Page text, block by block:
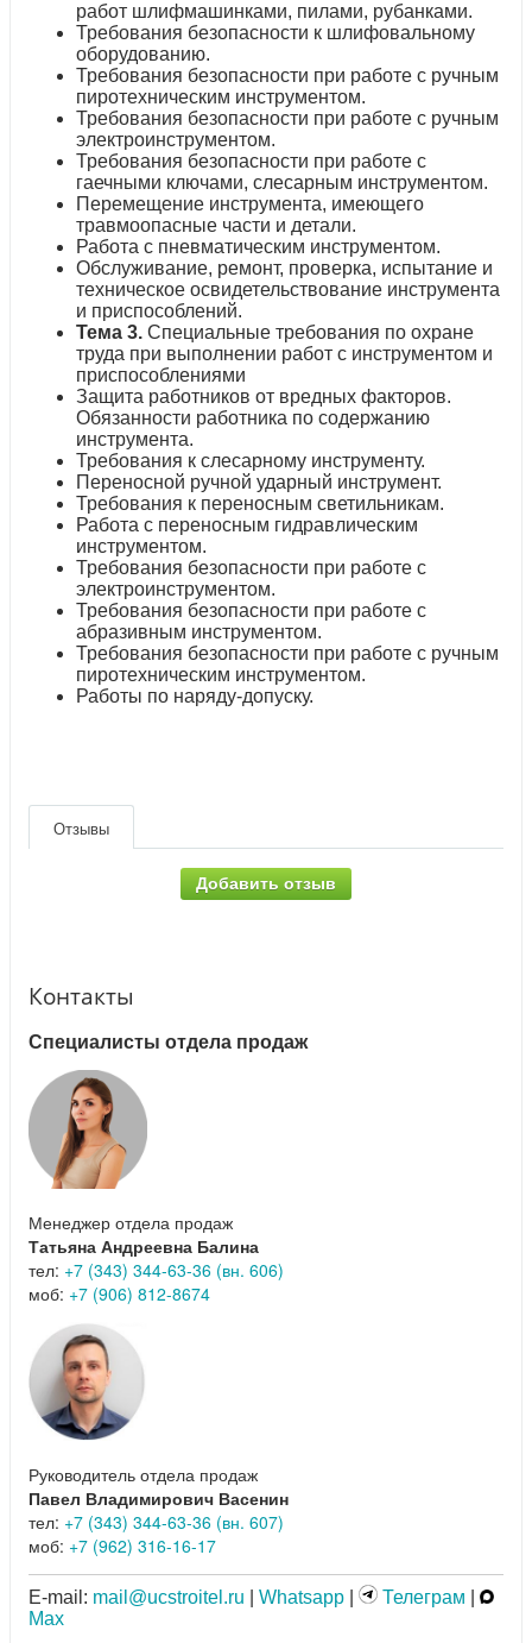
работ шлифмашинками, пилами, рубанками.
Требования безопасности к шлифовальному
оборудованию.
Требования безопасности при работе с ручным
пиротехническим инструментом.
Требования безопасности при работе с ручным
электроинструментом.
Требования безопасности при работе с
гаечными ключами, слесарным инструментом.
Перемещение инструмента, имеющего
травмоопасные части и детали.
Работа с пневматическим инструментом.
Обслуживание, ремонт, проверка, испытание и
техническое освидетельствование инструмента
и приспособлений.
Тема 3. Специальные требования по охране
труда при выполнении работ с инструментом и
приспособлениями
Защита работников от вредных факторов.
Обязанности работника по содержанию
инструмента.
Требования к слесарному инструменту.
Переносной ручной ударный инструмент.
Требования к переносным светильникам.
Работа с переносным гидравлическим
инструментом.
Требования безопасности при работе с
электроинструментом.
Требования безопасности при работе с
абразивным инструментом.
Требования безопасности при работе с ручным
пиротехническим инструментом.
Работы по наряду-допуску.
Отзывы
Добавить отзыв
Контакты
Специалисты отдела продаж
Менеджер отдела продаж
Татьяна Андреевна Балина
тел: +7 (343) 344-63-36 (вн. 606)
моб: +7 (906) 812-8674
Руководитель отдела продаж
Павел Владимирович Васенин
тел: +7 (343) 344-63-36 (вн. 607)
моб: +7 (962) 316-16-17
E-mail: mail@ucstroitel.ru Whatsapp Телеграм
Max